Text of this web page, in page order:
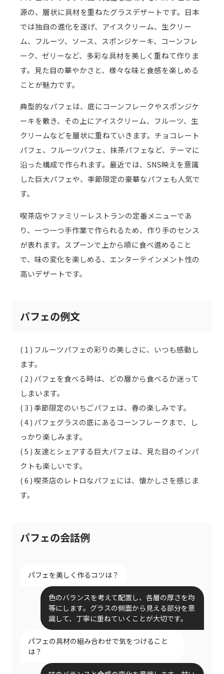
源の、層状に具材を重ねたグラスデザートです。日本
では独自の進化を遂げ、アイスクリーム、生クリー
ム、フルーツ、ソース、スポンジケーキ、コーンフレ
ーク、ゼリーなど、多彩な具材を美しく重ねて作りま
す。見た目の華やかさと、様々な味と食感を楽しめる
ことが魅力です。
典型的なパフェは、底にコーンフレークやスポンジケ
ーキを敷き、その上にアイスクリーム、フルーツ、生
クリームなどを層状に重ねていきます。チョコレート
パフェ、フルーツパフェ、抹茶パフェなど、テーマに
沿った構成で作られます。最近では、SNS映えを意識
した巨大パフェや、季節限定の豪華なパフェも人気で
す。
喫茶店やファミリーレストランの定番メニューであ
り、一つ一つ手作業で作られるため、作り手のセンス
が表れます。スプーンで上から順に食べ進めること
で、味の変化を楽しめる、エンターテインメント性の
高いデザートです。
パフェの例文
( 1 ) フルーツパフェの彩りの美しさに、いつも感動し
ます。
( 2 ) パフェを食べる時は、どの層から食べるか迷って
しまいます。
( 3 ) 季節限定のいちごパフェは、春の楽しみです。
( 4 ) パフェグラスの底にあるコーンフレークまで、し
っかり楽しみます。
( 5 ) 友達とシェアする巨大パフェは、見た目のインパ
クトも楽しいです。
( 6 ) 喫茶店のレトロなパフェには、懐かしさを感じま
す。
パフェの会話例
パフェを美しく作るコツは？
色のバランスを考えて配置し、各層の厚さを均
等にします。グラスの側面から見える部分を意
識して、丁寧に重ねていくことが大切です。
パフェの具材の組み合わせで気をつけること
は？